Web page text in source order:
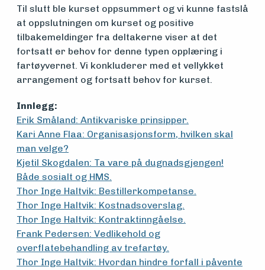
Til slutt ble kurset oppsummert og vi kunne fastslå
at oppslutningen om kurset og positive
tilbakemeldinger fra deltakerne viser at det
fortsatt er behov for denne typen opplæring i
fartøyvernet. Vi konkluderer med et vellykket
arrangement og fortsatt behov for kurset.
Innlegg:
Erik Småland: Antikvariske prinsipper.
Kari Anne Flaa: Organisasjonsform, hvilken skal
man velge?
Kjetil Skogdalen: Ta vare på dugnadsgjengen!
Både sosialt og HMS.
Thor Inge Haltvik: Bestillerkompetanse.
Thor Inge Haltvik: Kostnadsoverslag.
Thor Inge Haltvik: Kontraktinngåelse.
Frank Pedersen: Vedlikehold og
overflatebehandling av trefartøy.
Thor Inge Haltvik: Hvordan hindre forfall i påvente